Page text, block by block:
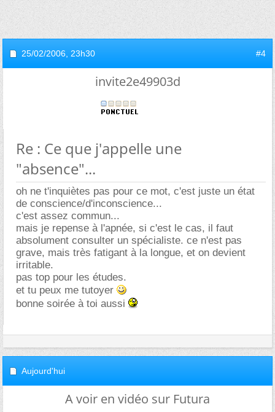
25/02/2006, 23h30 #4
invite2e49903d
Re : Ce que j'appelle une
"absence"...
oh ne t'inquiètes pas pour ce mot, c'est juste un état
de conscience/d'inconscience...
c'est assez commun...
mais je repense à l'apnée, si c'est le cas, il faut
absolument consulter un spécialiste. ce n'est pas
grave, mais très fatigant à la longue, et on devient
irritable.
pas top pour les études.
et tu peux me tutoyer
bonne soirée à toi aussi
Aujourd'hui
A voir en vidéo sur Futura